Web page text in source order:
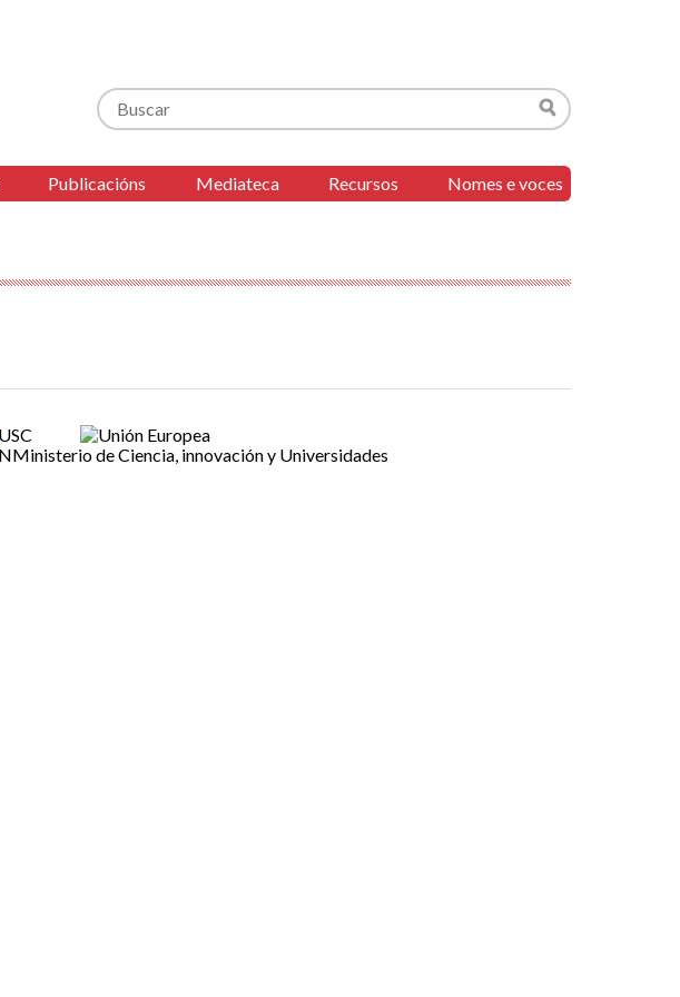
Buscar
Buscar
Publicacións Mediateca Recursos Nomes e voces